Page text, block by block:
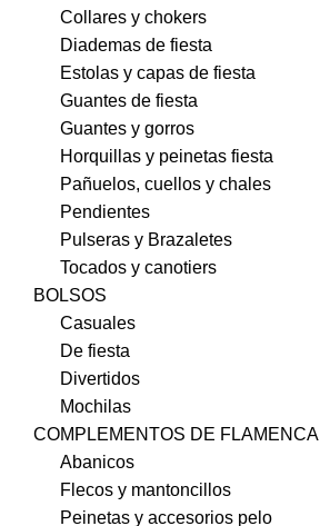
Collares y chokers
Diademas de fiesta
Estolas y capas de fiesta
Guantes de fiesta
Guantes y gorros
Horquillas y peinetas fiesta
Pañuelos, cuellos y chales
Pendientes
Pulseras y Brazaletes
Tocados y canotiers
BOLSOS
Casuales
De fiesta
Divertidos
Mochilas
COMPLEMENTOS DE FLAMENCA
Abanicos
Flecos y mantoncillos
Peinetas y accesorios pelo